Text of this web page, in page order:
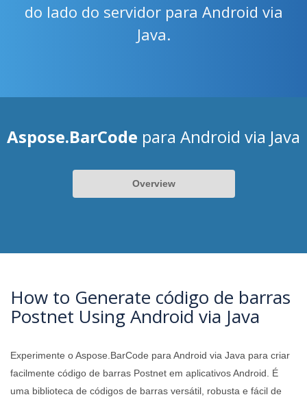
do lado do servidor para Android via
Java.
Aspose.BarCode para Android via Java
Overview
How to Generate código de barras
Postnet Using Android via Java
Experimente o Aspose.BarCode para Android via Java para criar
facilmente código de barras Postnet em aplicativos Android. É
uma biblioteca de códigos de barras versátil, robusta e fácil de